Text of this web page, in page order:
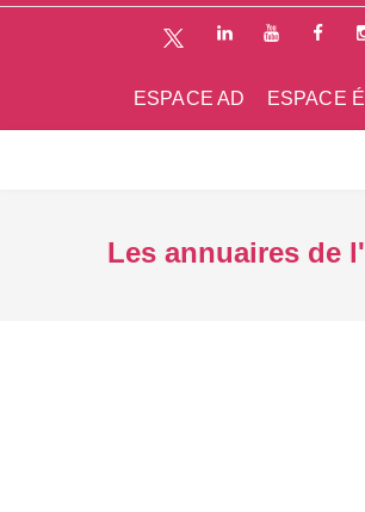
ESPACE
ESPACE AD
Les annuaires de